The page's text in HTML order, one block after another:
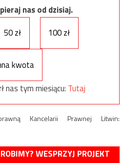
nas od dzisiaj.
50 zł 100 zł
kwota
nas tym miesiącu: Tutaj
Kancelarii Prawnej Litwin:
WESPRZYJ PROJEKT